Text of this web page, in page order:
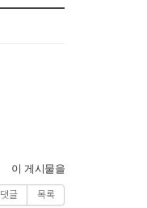
이 게시물을
댓글 목록